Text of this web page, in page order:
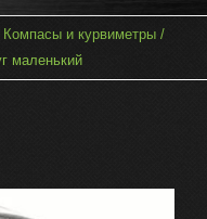
Компасы и курвиметры
маленький